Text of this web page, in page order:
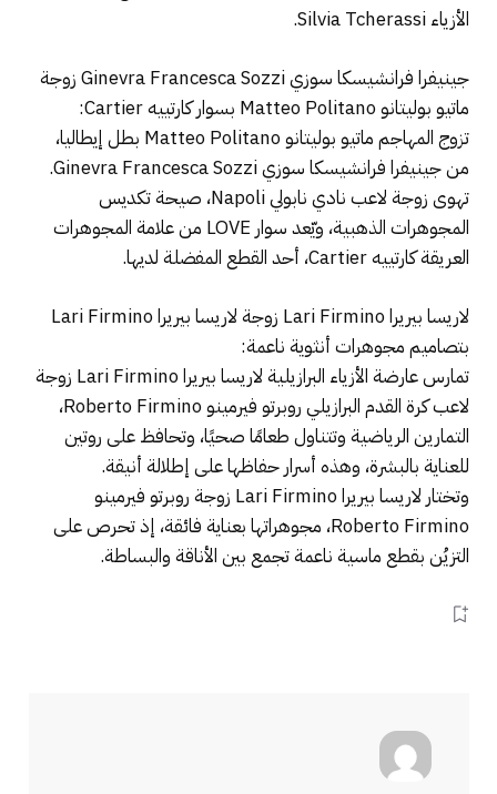
الأزياء Silvia Tcherassi.
جينيفرا فرانشيسكا سوزي Ginevra Francesca Sozzi زوجة
ماتيو بوليتانو Matteo Politano بسوار كارتييه Cartier:
تزوج المهاجم ماتيو بوليتانو Matteo Politano بطل إيطاليا،
من جينيفرا فرانشيسكا سوزي Ginevra Francesca Sozzi.
تهوى زوجة لاعب نادي نابولي Napoli، صيحة تكديس
المجوهرات الذهبية، ويّعد سوار LOVE من علامة المجوهرات
العريقة كارتييه Cartier، أحد القطع المفضلة لديها.
لاريسا بيريرا Lari Firmino زوجة لاريسا بيريرا Lari Firmino
بتصاميم مجوهرات أنثوية ناعمة:
تمارس عارضة الأزياء البرازيلية لاريسا بيريرا Lari Firmino زوجة
لاعب كرة القدم البرازيلي روبرتو فيرمينو Roberto Firmino،
التمارين الرياضية وتتناول طعامًا صحيًا، وتحافظ على روتين
للعناية بالبشرة، وهذه أسرار حفاظها على إطلالة أنيقة.
وتختار لاريسا بيريرا Lari Firmino زوجة روبرتو فيرمينو
Roberto Firmino، مجوهراتها بعناية فائقة، إذ تحرص على
التزيُن بقطع ماسية ناعمة تجمع بين الأناقة والبساطة.